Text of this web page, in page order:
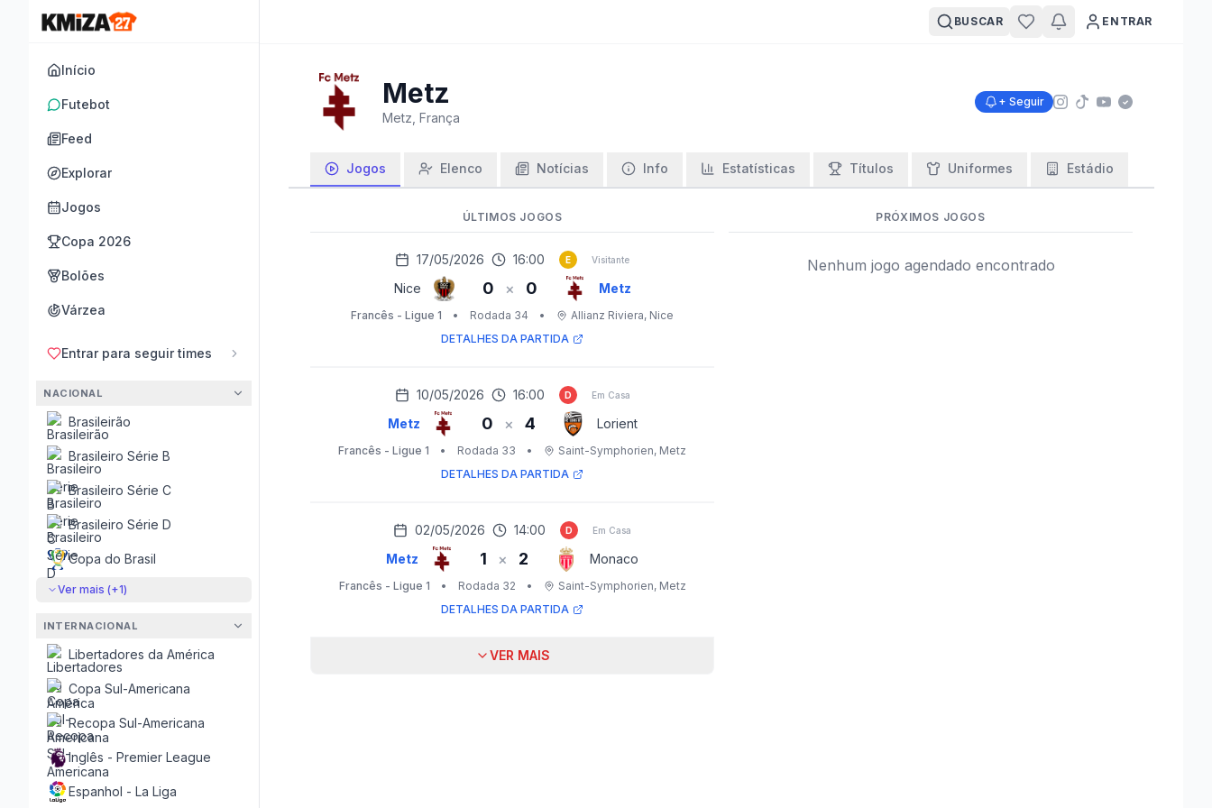
Início
Futebot
Feed
Explorar
Jogos
Copa 2026
Bolões
Várzea
Entrar para seguir times
NACIONAL
Brasileirão
Brasileiro Série B
Brasileiro Série C
Brasileiro Série D
Copa do Brasil
Ver mais (+1)
INTERNACIONAL
Libertadores da América
Copa Sul-Americana
Recopa Sul-Americana
Inglês - Premier League
Espanhol - La Liga
BUSCAR ENTRAR
Metz
Metz, França
+ Seguir
Jogos Elenco Notícias Info Estatísticas Títulos Uniformes Estádio
ÚLTIMOS JOGOS
17/05/2026 16:00 E Visitante
Nice 0 × 0 Metz
Francês - Ligue 1 • Rodada 34 • Allianz Riviera, Nice
DETALHES DA PARTIDA
10/05/2026 16:00 D Em Casa
Metz 0 × 4 Lorient
Francês - Ligue 1 • Rodada 33 • Saint-Symphorien, Metz
DETALHES DA PARTIDA
02/05/2026 14:00 D Em Casa
Metz 1 × 2 Monaco
Francês - Ligue 1 • Rodada 32 • Saint-Symphorien, Metz
DETALHES DA PARTIDA
VER MAIS
PRÓXIMOS JOGOS
Nenhum jogo agendado encontrado